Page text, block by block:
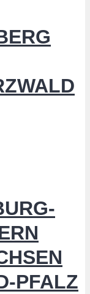
PFALZ